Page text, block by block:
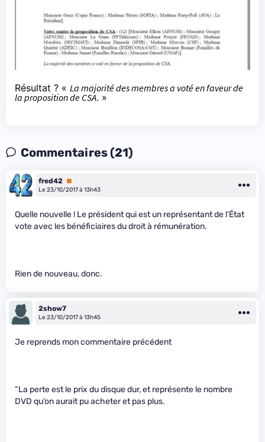
Résultat ? « La majorité des membres a voté en faveur de
la proposition de CSA. »
Commentaires (21)
fred42 Premium
Le 23/10/2017 à 13h43
Quelle nouvelle ! Le président qui est un représentant de l’État
vote avec les bénéficiaires du droit à rémunération.
Rien de nouveau, donc.
2show7
Le 23/10/2017 à 13h45
Je reprends mon commentaire précédent
“La perte est le prix du disque dur, et représente le nombre
DVD qu’on aurait pu acheter et pas plus.